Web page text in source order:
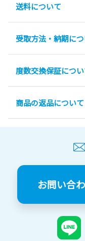
送料について
受取方法・納期に
度数交換保証につ
商品の返品について
お問い合